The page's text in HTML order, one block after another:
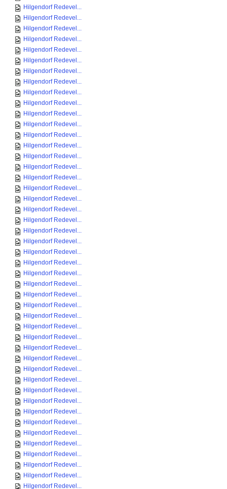
Hilgendorf Redevel...
Hilgendorf Redevel...
Hilgendorf Redevel...
Hilgendorf Redevel...
Hilgendorf Redevel...
Hilgendorf Redevel...
Hilgendorf Redevel...
Hilgendorf Redevel...
Hilgendorf Redevel...
Hilgendorf Redevel...
Hilgendorf Redevel...
Hilgendorf Redevel...
Hilgendorf Redevel...
Hilgendorf Redevel...
Hilgendorf Redevel...
Hilgendorf Redevel...
Hilgendorf Redevel...
Hilgendorf Redevel...
Hilgendorf Redevel...
Hilgendorf Redevel...
Hilgendorf Redevel...
Hilgendorf Redevel...
Hilgendorf Redevel...
Hilgendorf Redevel...
Hilgendorf Redevel...
Hilgendorf Redevel...
Hilgendorf Redevel...
Hilgendorf Redevel...
Hilgendorf Redevel...
Hilgendorf Redevel...
Hilgendorf Redevel...
Hilgendorf Redevel...
Hilgendorf Redevel...
Hilgendorf Redevel...
Hilgendorf Redevel...
Hilgendorf Redevel...
Hilgendorf Redevel...
Hilgendorf Redevel...
Hilgendorf Redevel...
Hilgendorf Redevel...
Hilgendorf Redevel...
Hilgendorf Redevel...
Hilgendorf Redevel...
Hilgendorf Redevel...
Hilgendorf Redevel...
Hilgendorf Redevel...